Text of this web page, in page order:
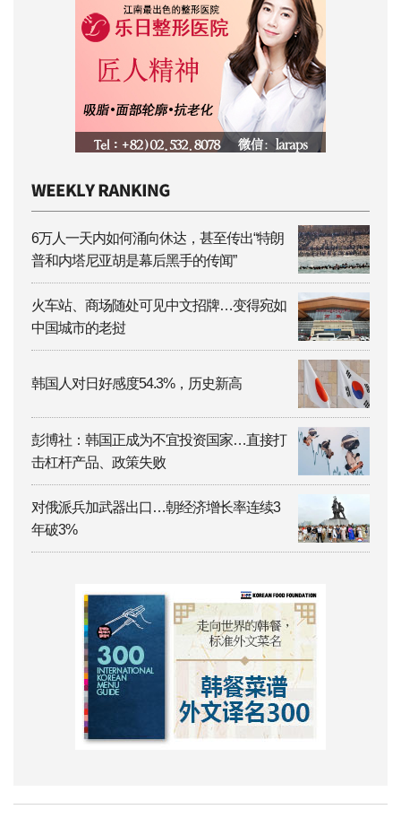
6万人一天内如何涌向休达，甚至传出“特朗
普和内塔尼亚胡是幕后黑手的传闻”
火车站、商场随处可见中文招牌…变得宛如
中国城市的老挝
韩国人对日好感度54.3%，历史新高
彭博社：韩国正成为不宜投资国家…直接打
击杠杆产品、政策失败
对俄派兵加武器出口…朝经济增长率连续3
年破3%